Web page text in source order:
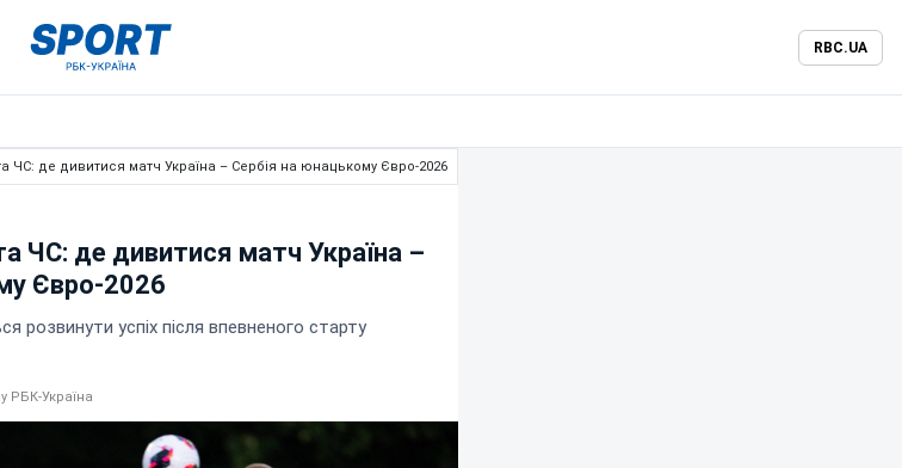
RBC.UA
ЧС: де дивитися матч Україна – Сербія на юнацькому Євро-2026
ЧС: де дивитися матч Україна –
Євро-2026
розвинути успіх після впевненого старту
РБК-Україна